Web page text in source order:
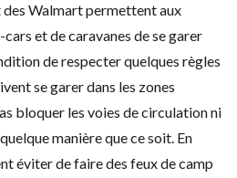
des Walmart permettent aux
et de caravanes de se garer
de respecter quelques règles
se garer dans les zones
bloquer les voies de circulation ni
manière que ce soit. En
éviter de faire des feux de camp